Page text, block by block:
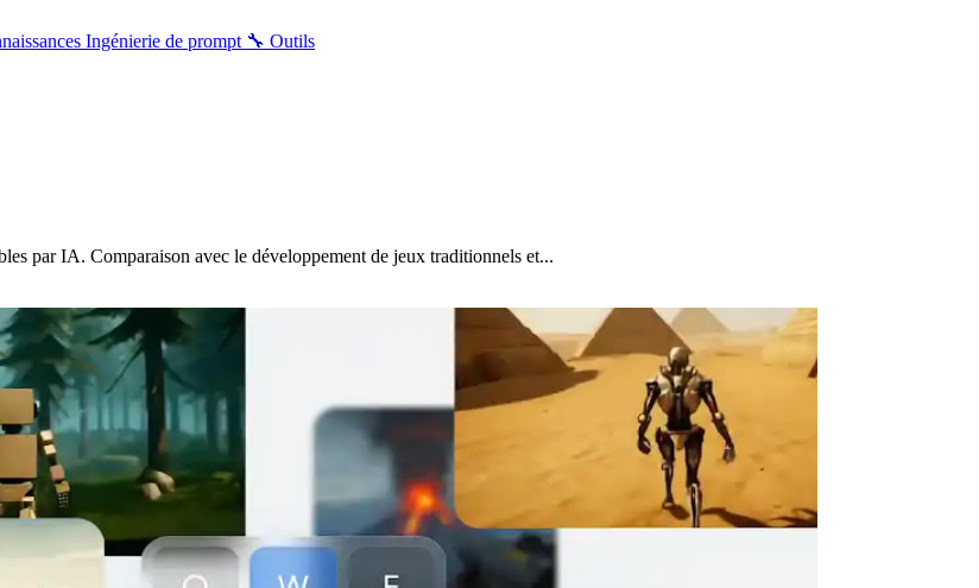
Ingénierie de prompt 🔧 Outils
par IA. Comparaison avec le développement de jeux traditionnels et...